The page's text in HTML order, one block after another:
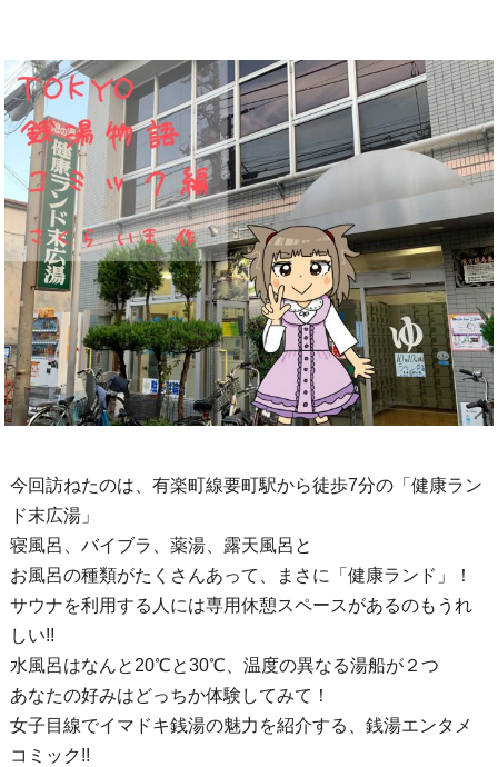
今回訪ねたのは、有楽町線要町駅から徒歩7分の「健康ラン
ド末広湯」
寝風呂、バイブラ、薬湯、露天風呂と
お風呂の種類がたくさんあって、まさに「健康ランド」！
サウナを利用する人には専用休憩スペースがあるのもうれ
しい!!
水風呂はなんと20℃と30℃、温度の異なる湯船が２つ
あなたの好みはどっちか体験してみて！
女子目線でイマドキ銭湯の魅力を紹介する、銭湯エンタメ
コミック!!